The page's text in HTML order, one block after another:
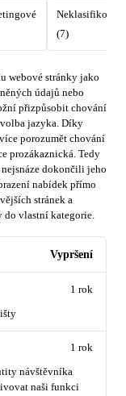
(7)
webové stránky jako
údajů nebo
přizpůsobit chování
jazyka. Díky
porozumět chování
prozákaznická. Tedy
dokončili jeho
nabídek přímo
stránek a
do vlastní kategorie.
Vypršení
1 rok
návštěvníka
naši funkci
1 rok